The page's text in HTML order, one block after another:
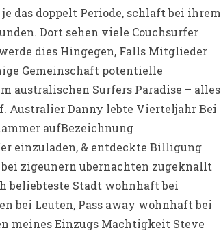
das doppelt Periode, schlaft bei ihrem
Dort sehen viele Couchsurfer
dies Hingegen, Falls Mitglieder
Gemeinschaft potentielle
australischen Surfers Paradise – alles
Australier Danny lebte Vierteljahr Bei
aufBezeichnung
einzuladen, & entdeckte Billigung
zigeunern ubernachten zugeknallt
beliebteste Stadt wohnhaft bei
bei Leuten, Pass away wohnhaft bei
meines Einzugs Machtigkeit Steve